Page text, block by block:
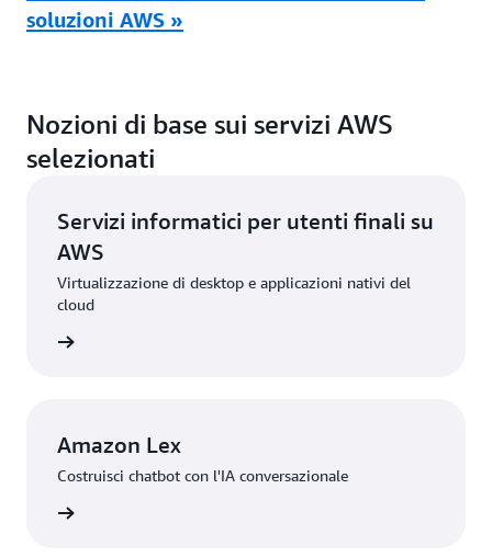
soluzioni AWS »
Nozioni di base sui servizi AWS
selezionati
Servizi informatici per utenti finali su
AWS
Virtualizzazione di desktop e applicazioni nativi del
cloud
Amazon Lex
Costruisci chatbot con l'IA conversazionale